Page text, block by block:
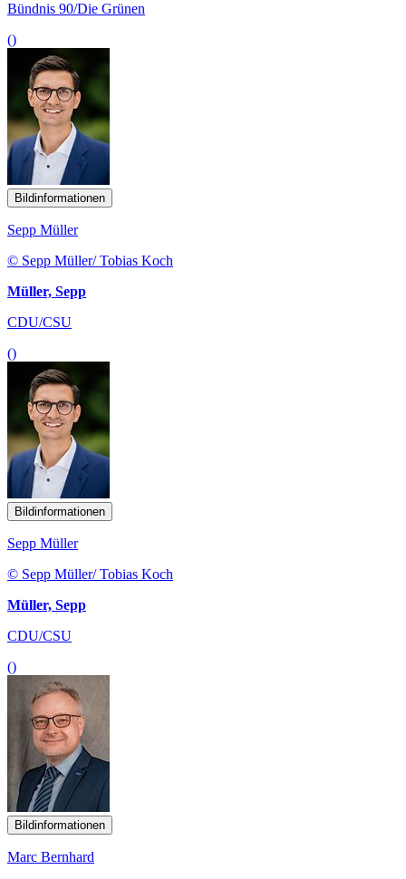
Bündnis 90/Die Grünen
()
Bildinformationen
Sepp Müller
© Sepp Müller/ Tobias Koch
Müller, Sepp
CDU/CSU
()
Bildinformationen
Sepp Müller
© Sepp Müller/ Tobias Koch
Müller, Sepp
CDU/CSU
()
Bildinformationen
Marc Bernhard